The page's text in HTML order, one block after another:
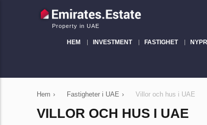
Property in UAE
HEM INVESTMENT FASTIGHET
Hem › Fastigheter i UAE › Villor och hus i UAE
VILLOR OCH HUS I UAE